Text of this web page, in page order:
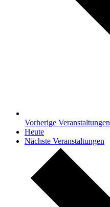
Vorherige Veranstaltungen
Heute
Nächste Veranstaltungen